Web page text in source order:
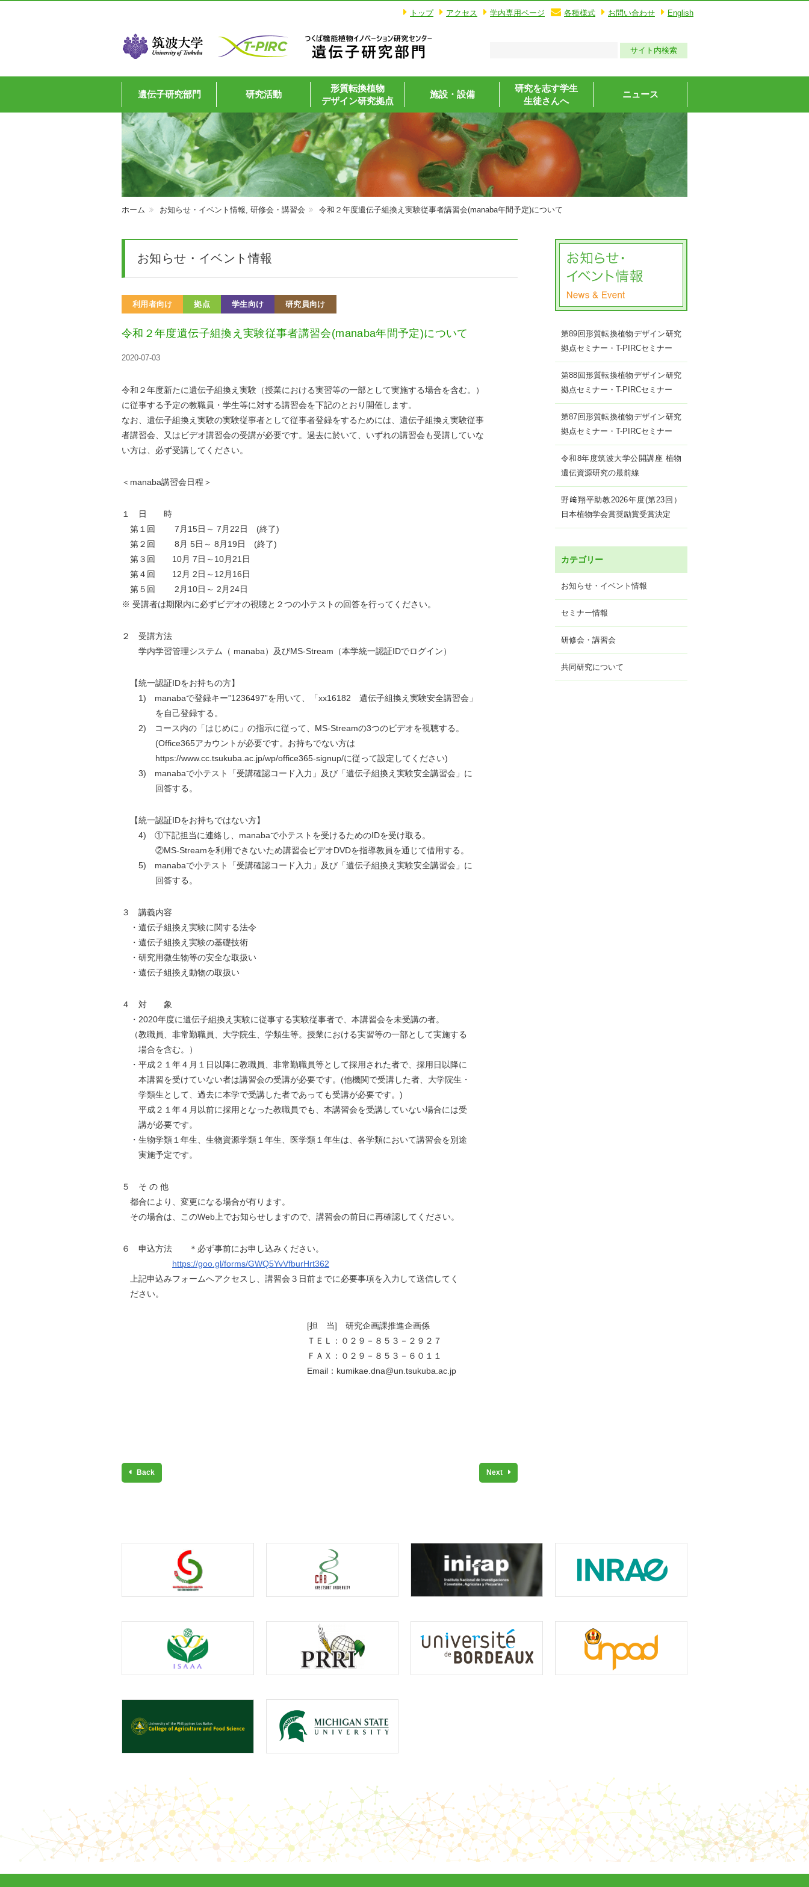
トップ アクセス 学内専用ページ 各種様式 お問い合わせ English
遺伝子研究部門 研究活動
形質転換植物
デザイン研究拠点
施設・設備
研究を志す学生
生徒さんへ
ニュース
ホーム お知らせ・イベント情報, 研修会・講習会 令和２年度遺伝子組換え実験従事者講習会(manaba年間予定)について
お知らせ・イベント情報
利用者向け 拠点 学生向け 研究員向け
令和２年度遺伝子組換え実験従事者講習会(manaba年間予定)について
2020-07-03
令和２年度新たに遺伝子組換え実験（授業における実習等の一部として実施する場合を含む。）
に従事する予定の教職員・学生等に対する講習会を下記のとおり開催します。
なお、遺伝子組換え実験の実験従事者として従事者登録をするためには、遺伝子組換え実験従事
者講習会、又はビデオ講習会の受講が必要です。過去に於いて、いずれの講習会も受講していな
い方は、必ず受講してください。
＜manaba講習会日程＞
１ 日 時
第１回 7月15日～ 7月22日 (終了)
第２回 8月 5日～ 8月19日 (終了)
第３回 10月 7日～10月21日
第４回 12月 2日～12月16日
第５回 2月10日～ 2月24日
※ 受講者は期限内に必ずビデオの視聴と２つの小テストの回答を行ってください。
２ 受講方法
学内学習管理システム（ manaba）及びMS-Stream（本学統一認証IDでログイン）
【統一認証IDをお持ちの方】
1) manabaで登録キー”1236497”を用いて、「xx16182 遺伝子組換え実験安全講習会」
を自己登録する。
2) コース内の「はじめに」の指示に従って、MS-Streamの3つのビデオを視聴する。
(Office365アカウントが必要です。お持ちでない方は
https://www.cc.tsukuba.ac.jp/wp/office365-signup/に従って設定してください)
3) manabaで小テスト「受講確認コード入力」及び「遺伝子組換え実験安全講習会」に
回答する。
【統一認証IDをお持ちではない方】
4) ①下記担当に連絡し、manabaで小テストを受けるためのIDを受け取る。
②MS-Streamを利用できないため講習会ビデオDVDを指導教員を通じて借用する。
5) manabaで小テスト「受講確認コード入力」及び「遺伝子組換え実験安全講習会」に
回答する。
３ 講義内容
・遺伝子組換え実験に関する法令
・遺伝子組換え実験の基礎技術
・研究用微生物等の安全な取扱い
・遺伝子組換え動物の取扱い
４ 対 象
・2020年度に遺伝子組換え実験に従事する実験従事者で、本講習会を未受講の者。
（教職員、非常勤職員、大学院生、学類生等。授業における実習等の一部として実施する
場合を含む。）
・平成２１年４月１日以降に教職員、非常勤職員等として採用された者で、採用日以降に
本講習を受けていない者は講習会の受講が必要です。(他機関で受講した者、大学院生・
学類生として、過去に本学で受講した者であっても受講が必要です。)
平成２１年４月以前に採用となった教職員でも、本講習会を受講していない場合には受
講が必要です。
・生物学類１年生、生物資源学類１年生、医学類１年生は、各学類において講習会を別途
実施予定です。
５ そ の 他
都合により、変更になる場合が有ります。
その場合は、このWeb上でお知らせしますので、講習会の前日に再確認してください。
６ 申込方法 ＊必ず事前にお申し込みください。
https://goo.gl/forms/GWQ5YvVfburHrt362
上記申込みフォームへアクセスし、講習会３日前までに必要事項を入力して送信してく
ださい。
[担 当] 研究企画課推進企画係
ＴＥＬ：０２９－８５３－２９２７
ＦＡＸ：０２９－８５３－６０１１
Email：kumikae.dna@un.tsukuba.ac.jp
Back Next
第89回形質転換植物デザイン研究
拠点セミナー・T-PIRCセミナー
第88回形質転換植物デザイン研究
拠点セミナー・T-PIRCセミナー
第87回形質転換植物デザイン研究
拠点セミナー・T-PIRCセミナー
令和8年度筑波大学公開講座 植物
遺伝資源研究の最前線
野﨑翔平助教2026年度(第23回）
日本植物学会賞奨励賞受賞決定
カテゴリー
お知らせ・イベント情報
セミナー情報
研修会・講習会
共同研究について